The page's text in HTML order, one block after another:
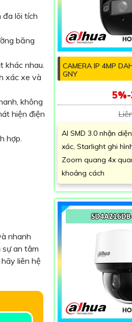
lõi tích
băng
khác nhau.
xác xe và
không
hiện điện
hợp.
nhanh
sự an tâm
liên hệ
CAMERA IP 4MP
GNY
AI SMD 3.0 nhận
xác, Starlight ghi
Zoom quang 4x
khoảng cách